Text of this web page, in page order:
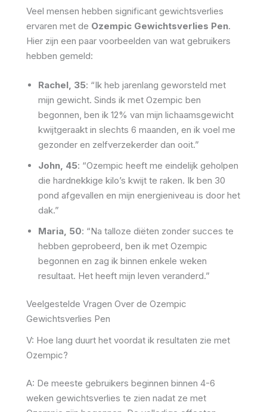
Veel mensen hebben significant gewichtsverlies
ervaren met de Ozempic Gewichtsverlies Pen.
Hier zijn een paar voorbeelden van wat gebruikers
hebben gemeld:
Rachel, 35: “Ik heb jarenlang geworsteld met
mijn gewicht. Sinds ik met Ozempic ben
begonnen, ben ik 12% van mijn lichaamsgewicht
kwijtgeraakt in slechts 6 maanden, en ik voel me
gezonder en zelfverzekerder dan ooit.”
John, 45: “Ozempic heeft me eindelijk geholpen
die hardnekkige kilo’s kwijt te raken. Ik ben 30
pond afgevallen en mijn energieniveau is door het
dak.”
Maria, 50: “Na talloze diëten zonder succes te
hebben geprobeerd, ben ik met Ozempic
begonnen en zag ik binnen enkele weken
resultaat. Het heeft mijn leven veranderd.”
Veelgestelde Vragen Over de Ozempic
Gewichtsverlies Pen
V: Hoe lang duurt het voordat ik resultaten zie met
Ozempic?
A: De meeste gebruikers beginnen binnen 4-6
weken gewichtsverlies te zien nadat ze met